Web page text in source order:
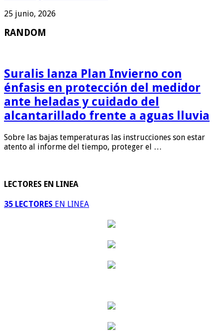
25 junio, 2026
RANDOM
Suralis lanza Plan Invierno con
énfasis en protección del medidor
ante heladas y cuidado del
alcantarillado frente a aguas lluvia
Sobre las bajas temperaturas las instrucciones son estar
atento al informe del tiempo, proteger el …
LECTORES EN LINEA
35 LECTORES EN LINEA